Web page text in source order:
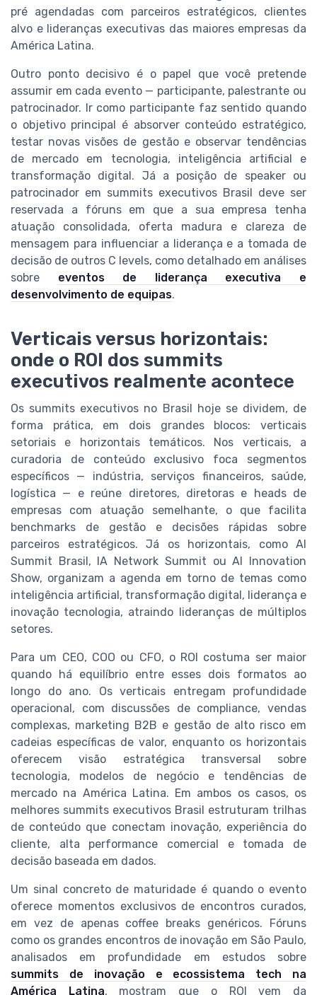
pré agendadas com parceiros estratégicos, clientes
alvo e lideranças executivas das maiores empresas da
América Latina.
Outro ponto decisivo é o papel que você pretende
assumir em cada evento — participante, palestrante ou
patrocinador. Ir como participante faz sentido quando
o objetivo principal é absorver conteúdo estratégico,
testar novas visões de gestão e observar tendências
de mercado em tecnologia, inteligência artificial e
transformação digital. Já a posição de speaker ou
patrocinador em summits executivos Brasil deve ser
reservada a fóruns em que a sua empresa tenha
atuação consolidada, oferta madura e clareza de
mensagem para influenciar a liderança e a tomada de
decisão de outros C levels, como detalhado em análises
sobre eventos de liderança executiva e
desenvolvimento de equipas.
Verticais versus horizontais:
onde o ROI dos summits
executivos realmente acontece
Os summits executivos no Brasil hoje se dividem, de
forma prática, em dois grandes blocos: verticais
setoriais e horizontais temáticos. Nos verticais, a
curadoria de conteúdo exclusivo foca segmentos
específicos — indústria, serviços financeiros, saúde,
logística — e reúne diretores, diretoras e heads de
empresas com atuação semelhante, o que facilita
benchmarks de gestão e decisões rápidas sobre
parceiros estratégicos. Já os horizontais, como AI
Summit Brasil, IA Network Summit ou AI Innovation
Show, organizam a agenda em torno de temas como
inteligência artificial, transformação digital, liderança e
inovação tecnologia, atraindo lideranças de múltiplos
setores.
Para um CEO, COO ou CFO, o ROI costuma ser maior
quando há equilíbrio entre esses dois formatos ao
longo do ano. Os verticais entregam profundidade
operacional, com discussões de compliance, vendas
complexas, marketing B2B e gestão de alto risco em
cadeias específicas de valor, enquanto os horizontais
oferecem visão estratégica transversal sobre
tecnologia, modelos de negócio e tendências de
mercado na América Latina. Em ambos os casos, os
melhores summits executivos Brasil estruturam trilhas
de conteúdo que conectam inovação, experiência do
cliente, alta performance comercial e tomada de
decisão baseada em dados.
Um sinal concreto de maturidade é quando o evento
oferece momentos exclusivos de encontros curados,
em vez de apenas coffee breaks genéricos. Fóruns
como os grandes encontros de inovação em São Paulo,
analisados em profundidade em estudos sobre
summits de inovação e ecossistema tech na
América Latina, mostram que o ROI vem da